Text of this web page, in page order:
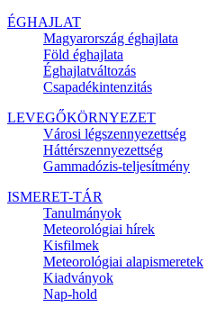
ÉGHAJLAT
Magyarország éghajlata
Föld éghajlata
Éghajlatváltozás
Csapadékintenzitás
LEVEGŐKÖRNYEZET
Városi légszennyezettség
Háttérszennyezettség
Gammadózis-teljesítmény
ISMERET-TÁR
Tanulmányok
Meteorológiai hírek
Kisfilmek
Meteorológiai alapismeretek
Kiadványok
Nap-hold